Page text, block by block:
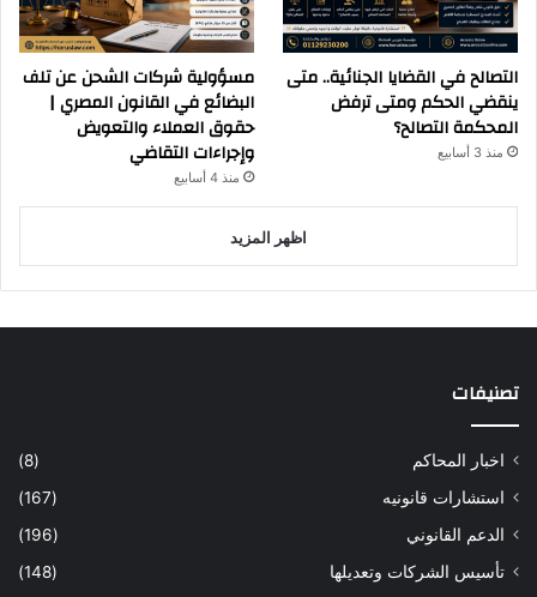
التصالح في القضايا الجنائية.. متى
ينقضي الحكم ومتى ترفض
المحكمة التصالح؟
منذ 3 أسابيع
مسؤولية شركات الشحن عن تلف
البضائع في القانون المصري |
حقوق العملاء والتعويض
وإجراءات التقاضي
منذ 4 أسابيع
اظهر المزيد
تصنيفات
اخبار المحاكم
(8)
استشارات قانونيه
(167)
الدعم القانوني
(196)
تأسيس الشركات وتعديلها
(148)